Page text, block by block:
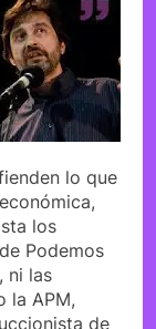
lo que
los
Podemos
ni las
la APM,
de